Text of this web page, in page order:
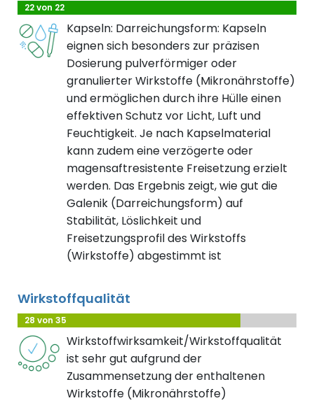
22 von 22
Kapseln: Darreichungsform: Kapseln
eignen sich besonders zur präzisen
Dosierung pulverförmiger oder
granulierter Wirkstoffe (Mikronährstoffe)
und ermöglichen durch ihre Hülle einen
effektiven Schutz vor Licht, Luft und
Feuchtigkeit. Je nach Kapselmaterial
kann zudem eine verzögerte oder
magensaftresistente Freisetzung erzielt
werden. Das Ergebnis zeigt, wie gut die
Galenik (Darreichungsform) auf
Stabilität, Löslichkeit und
Freisetzungsprofil des Wirkstoffs
(Wirkstoffe) abgestimmt ist
Wirkstoffqualität
28 von 35
Wirkstoffwirksamkeit/Wirkstoffqualität
ist sehr gut aufgrund der
Zusammensetzung der enthaltenen
Wirkstoffe (Mikronährstoffe)